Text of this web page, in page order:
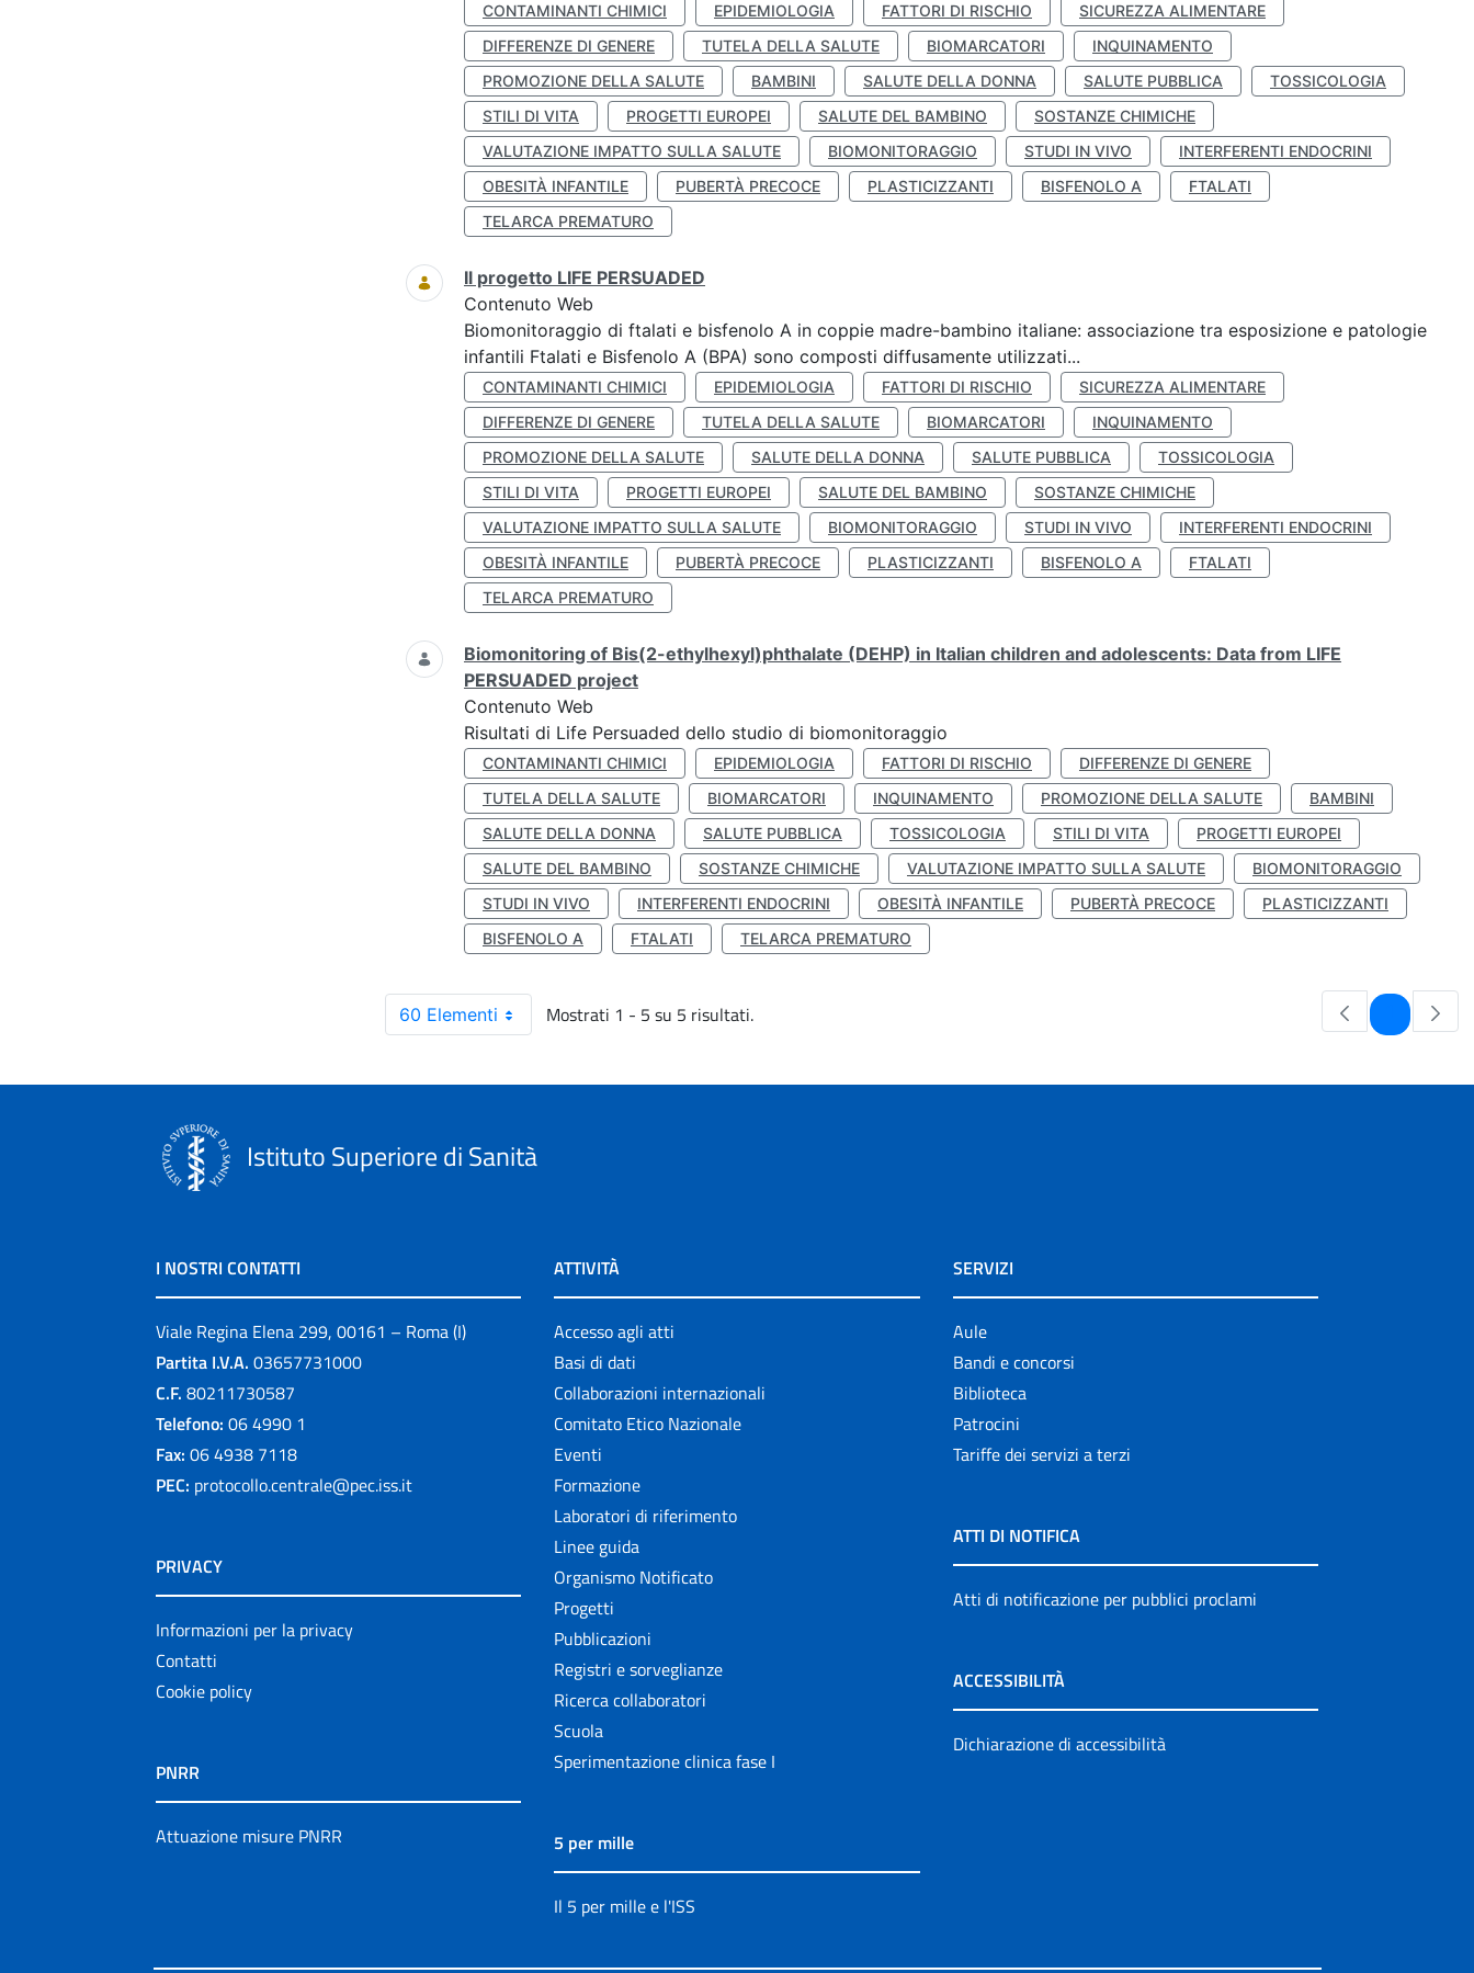
CONTAMINANTI CHIMICI EPIDEMIOLOGIA FATTORI DI RISCHIO
SICUREZZA ALIMENTARE
DIFFERENZE DI GENERE
TUTELA DELLA SALUTE BIOMARCATORI
INQUINAMENTO
PROMOZIONE DELLA SALUTE
BAMBINI SALUTE DELLA DONNA SALUTE PUBBLICA
TOSSICOLOGIA
STILI DI VITA
PROGETTI EUROPEI SALUTE DEL BAMBINO
SOSTANZE CHIMICHE
VALUTAZIONE IMPATTO SULLA SALUTE
BIOMONITORAGGIO STUDI IN VIVO
INTERFERENTI ENDOCRINI
OBESITÀ INFANTILE
PUBERTÀ PRECOCE PLASTICIZZANTI BISFENOLO A
FTALATI
TELARCA PREMATURO
Il progetto LIFE PERSUADED
Contenuto Web
Biomonitoraggio di ftalati e bisfenolo A in coppie madre-bambino italiane: associazione tra esposizione e patologie
infantili Ftalati e Bisfenolo A (BPA) sono composti diffusamente utilizzati...
CONTAMINANTI CHIMICI EPIDEMIOLOGIA FATTORI DI RISCHIO
SICUREZZA ALIMENTARE
DIFFERENZE DI GENERE
TUTELA DELLA SALUTE BIOMARCATORI
INQUINAMENTO
PROMOZIONE DELLA SALUTE
SALUTE DELLA DONNA SALUTE PUBBLICA
TOSSICOLOGIA
STILI DI VITA
PROGETTI EUROPEI SALUTE DEL BAMBINO
SOSTANZE CHIMICHE
VALUTAZIONE IMPATTO SULLA SALUTE
BIOMONITORAGGIO STUDI IN VIVO
INTERFERENTI ENDOCRINI
OBESITÀ INFANTILE
PUBERTÀ PRECOCE PLASTICIZZANTI BISFENOLO A
FTALATI
TELARCA PREMATURO
Biomonitoring of Bis(2-ethylhexyl)phthalate (DEHP) in Italian children and adolescents: Data from LIFE
PERSUADED project
Contenuto Web
Risultati di Life Persuaded dello studio di biomonitoraggio
CONTAMINANTI CHIMICI EPIDEMIOLOGIA FATTORI DI RISCHIO
DIFFERENZE DI GENERE
TUTELA DELLA SALUTE
BIOMARCATORI INQUINAMENTO PROMOZIONE DELLA SALUTE
BAMBINI
SALUTE DELLA DONNA
SALUTE PUBBLICA TOSSICOLOGIA STILI DI VITA
PROGETTI EUROPEI
SALUTE DEL BAMBINO
SOSTANZE CHIMICHE VALUTAZIONE IMPATTO SULLA SALUTE
BIOMONITORAGGIO
STUDI IN VIVO
INTERFERENTI ENDOCRINI OBESITÀ INFANTILE PUBERTÀ PRECOCE
PLASTICIZZANTI
BISFENOLO A
FTALATI TELARCA PREMATURO
60 Elementi Mostrati 1 - 5 su 5 risultati. Pagina
Istituto Superiore di Sanità
I NOSTRI CONTATTI
Viale Regina Elena 299, 00161 – Roma (I)
Partita I.V.A. 03657731000
C.F. 80211730587
Telefono: 06 4990 1
Fax: 06 4938 7118
PEC: protocollo.centrale@pec.iss.it
PRIVACY
Informazioni per la privacy
Contatti
Cookie policy
PNRR
Attuazione misure PNRR
ATTIVITÀ
Accesso agli atti
Basi di dati
Collaborazioni internazionali
Comitato Etico Nazionale
Eventi
Formazione
Laboratori di riferimento
Linee guida
Organismo Notificato
Progetti
Pubblicazioni
Registri e sorveglianze
Ricerca collaboratori
Scuola
Sperimentazione clinica fase I
5 per mille
Il 5 per mille e l'ISS
SERVIZI
Aule
Bandi e concorsi
Biblioteca
Patrocini
Tariffe dei servizi a terzi
ATTI DI NOTIFICA
Atti di notificazione per pubblici proclami
ACCESSIBILITÀ
Dichiarazione di accessibilità